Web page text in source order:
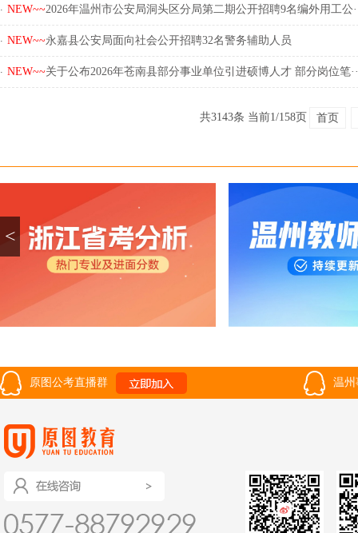
. NEW~~2026年温州市公安局洞头区分局第二期公开招聘9名编外用工公
. NEW~~永嘉县公安局面向社会公开招聘32名警务辅助人员
. NEW~~关于公布2026年苍南县部分事业单位引进硕博人才 部分岗位笔
共3143条 当前1/158页 首页
<
原图公考直播群 温州